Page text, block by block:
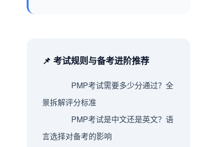
📌 考试规则与备考进阶推荐
PMP考试需要多少分通过？全
景拆解评分标准
PMP考试是中文还是英文？语
言选择对备考的影响